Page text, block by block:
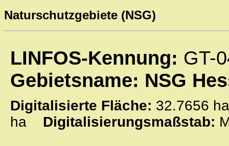
Naturschutzgebiete (NSG)
LINFOS-Kennung: GT-
Gebietsname: NSG
Digitalisierte Fläche: 32.7656
ha Digitalisierungsmaßstab: